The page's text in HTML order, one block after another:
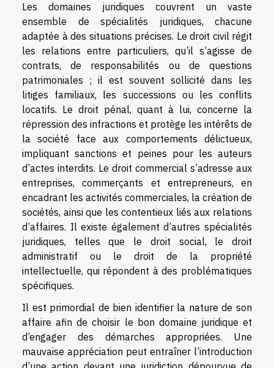
Les domaines juridiques couvrent un vaste
ensemble de spécialités juridiques, chacune
adaptée à des situations précises. Le droit civil régit
les relations entre particuliers, qu’il s’agisse de
contrats, de responsabilités ou de questions
patrimoniales ; il est souvent sollicité dans les
litiges familiaux, les successions ou les conflits
locatifs. Le droit pénal, quant à lui, concerne la
répression des infractions et protège les intérêts de
la société face aux comportements délictueux,
impliquant sanctions et peines pour les auteurs
d’actes interdits. Le droit commercial s’adresse aux
entreprises, commerçants et entrepreneurs, en
encadrant les activités commerciales, la création de
sociétés, ainsi que les contentieux liés aux relations
d’affaires. Il existe également d’autres spécialités
juridiques, telles que le droit social, le droit
administratif ou le droit de la propriété
intellectuelle, qui répondent à des problématiques
spécifiques.
Il est primordial de bien identifier la nature de son
affaire afin de choisir le bon domaine juridique et
d’engager des démarches appropriées. Une
mauvaise appréciation peut entraîner l’introduction